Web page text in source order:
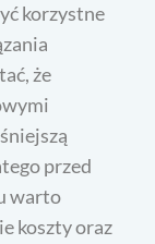
korzystne
że
przed
warto
koszty oraz